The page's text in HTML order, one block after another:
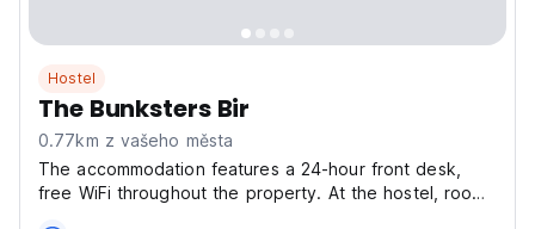
Hostel
The Bunksters Bir
0.77km z vašeho města
The accommodation features a 24-hour front desk,
free WiFi throughout the property. At the hostel, rooms